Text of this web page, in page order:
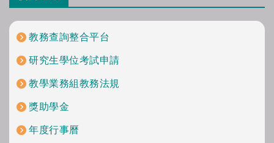
教務查詢整合平台
研究生學位考試申請
教學業務組教務法規
獎助學金
年度行事曆